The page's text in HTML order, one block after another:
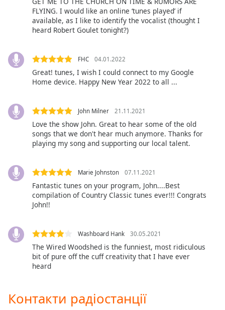
Done
dialog
FLYING. I would like an online ‘tunes played’ if
available, as I like to identify the vocalist (thought I
heard Robert Goulet tonight?)
FHC 04.01.2022
Great! tunes, I wish I could connect to my Google
Home device. Happy New Year 2022 to all ...
John Milner 21.11.2021
Love the show John. Great to hear some of the old
songs that we don't hear much anymore. Thanks for
playing my song and supporting our local talent.
Marie Johnston 07.11.2021
Fantastic tunes on your program, John....Best
compilation of Country Classic tunes ever!!! Congrats
John!!
Washboard Hank 30.05.2021
The Wired Woodshed is the funniest, most ridiculous
bit of pure off the cuff creativity that I have ever
heard
Контакти радіостанції